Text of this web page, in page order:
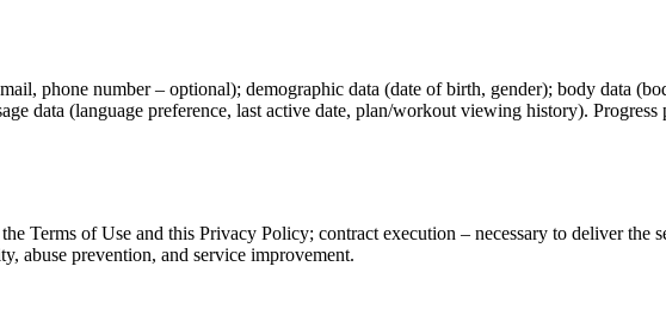
phone number – optional); demographic data (date of birth, gender); body data
data (language preference, last active date, plan/workout viewing history). Progress
Terms of Use and this Privacy Policy; contract execution – necessary to deliver the
abuse prevention, and service improvement.